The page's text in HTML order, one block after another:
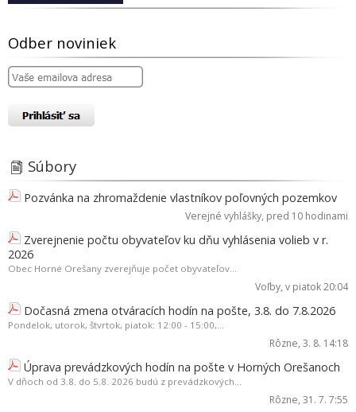
Odber noviniek
Súbory
Pozvánka na zhromaždenie vlastníkov poľovných pozemkov
Verejné vyhlášky, pred 10 hodinami
Zverejnenie počtu obyvateľov ku dňu vyhlásenia volieb v r.
2026
Obec Horné Orešany zverejňuje počet obyvateľov...
Voľby, v piatok 20:04
Dočasná zmena otváracích hodín na pošte, 3.8. do 7.8.2026
Pondelok, utorok, štvrtok, piatok: 12:00 - 15:00,...
Rôzne, 3. 8. 14:18
Úprava prevádzkových hodín na pošte v Horných Orešanoch
V dňoch od 3.8. do 5.8. 2026 budú z prevádzkových...
Rôzne, 31. 7. 7:55